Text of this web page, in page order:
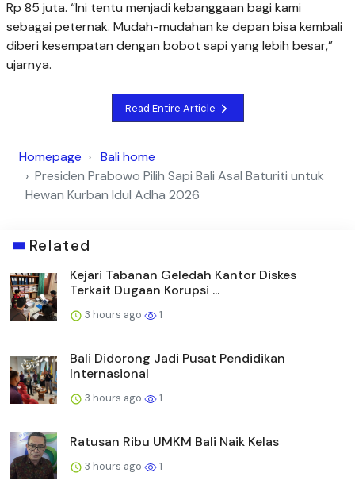
Rp 85 juta. “Ini tentu menjadi kebanggaan bagi kami
sebagai peternak. Mudah-mudahan ke depan bisa kembali
diberi kesempatan dengan bobot sapi yang lebih besar,”
ujarnya.
Read Entire Article
Homepage
Bali home
Presiden Prabowo Pilih Sapi Bali Asal Baturiti untuk
Hewan Kurban Idul Adha 2026
Related
Kejari Tabanan Geledah Kantor Diskes
Terkait Dugaan Korupsi ...
3 hours ago 1
Bali Didorong Jadi Pusat Pendidikan
Internasional
3 hours ago 1
Ratusan Ribu UMKM Bali Naik Kelas
3 hours ago 1